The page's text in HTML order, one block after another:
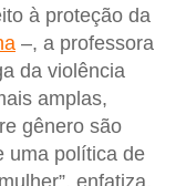
à proteção da
–, a professora
da violência
amplas,
gênero são
uma política de
enfatiza.